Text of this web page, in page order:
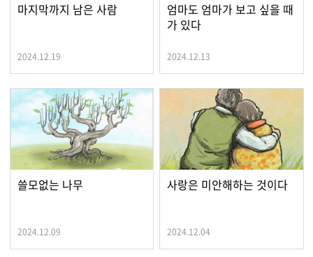
마지막까지 남은 사람
2024.12.19
엄마도 엄마가 보고 싶을 때
가 있다
2024.12.13
쓸모없는 나무
2024.12.09
사랑은 미안해하는 것이다
2024.12.04